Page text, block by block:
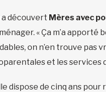
a découvert Mères avec
« Ça m’a
on n’en trouve pas
et les services
dispose de cinq ans